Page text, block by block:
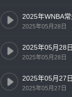
2025年05月28日
2025年05月28日
2025年05月27日